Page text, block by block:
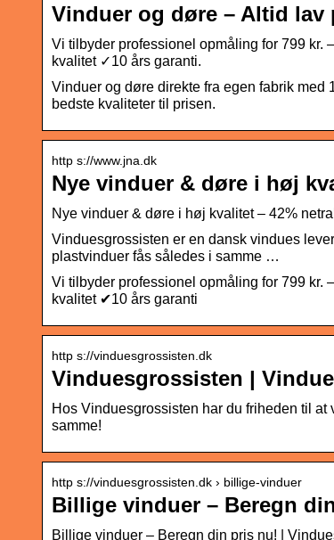
Vinduer og døre – Altid
Vi tilbyder professionel opmåling for 799
kvalitet ✓10 års garanti.
Vinduer og døre direkte fra egen fabrik med
bedste kvaliteter til prisen.
http s://www.jna.dk
Nye vinduer & døre i høj
Nye vinduer & døre i høj kvalitet – 42%
Vinduesgrossisten er en dansk vindues
plastvinduer fås således i samme …
Vi tilbyder professionel opmåling for 799
kvalitet ✔10 års garanti
http s://vinduesgrossisten.dk
Vinduesgrossisten |
Hos Vinduesgrossisten har du friheden til
samme!
http s://vinduesgrossisten.dk › billige-vinduer
Billige vinduer – Beregn
Billige vinduer – Beregn din pris nu! |